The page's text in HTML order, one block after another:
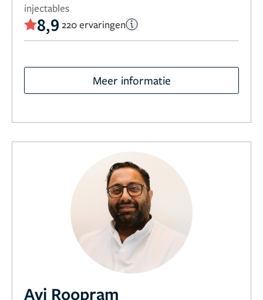
injectables
8,9 220 ervaringen
Meer informatie
Avi Roopram